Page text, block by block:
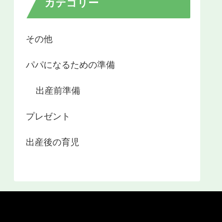
カテゴリー
その他
パパになるための準備
出産前準備
プレゼント
出産後の育児